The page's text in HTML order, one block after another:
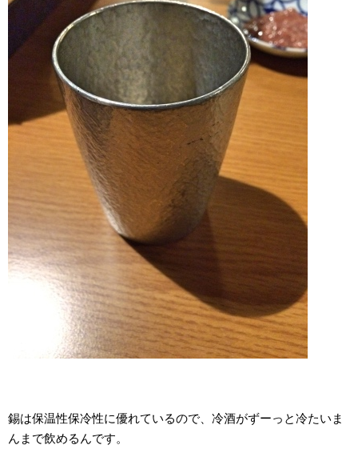
錫は保温性保冷性に優れているので、冷酒がずーっと冷たいま
んまで飲めるんです。